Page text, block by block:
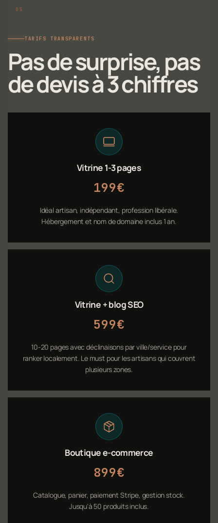
TARIFS TRANSPARENTS
Pas de surprise, pas
de devis à 3 chiffres
Vitrine 1-3 pages
199€
Idéal artisan, indépendant, profession libérale.
Hébergement et nom de domaine inclus 1 an.
Vitrine + blog SEO
599€
10-20 pages avec déclinaisons par ville/service pour
ranker localement. Le must pour les artisans qui couvrent
plusieurs zones.
Boutique e-commerce
899€
Catalogue, panier, paiement Stripe, gestion stock.
Jusqu'à 50 produits inclus.